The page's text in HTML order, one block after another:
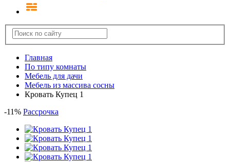
Главная
По типу комнаты
Мебель для дачи
Мебель из массива сосны
Кровать Купец 1
-11% Рассрочка